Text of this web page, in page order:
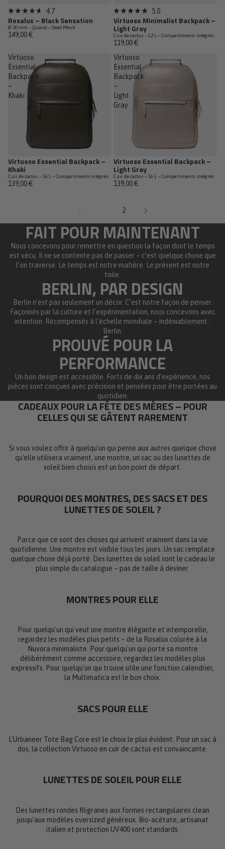
Noté
4.7
sur
5
4.7
Rosalux – Black Sensation
Ø 30 mm – Quartz – Steel Mesh
149,00 €
Top Vente
Noté
5.0
sur
5
étoiles
5.0
Virtuoso Minimalist Backpack –
Light Gray
Cuir de cactus – 12 L – Compartiments intégrés
119,00 €
Virtuoso
Essential
Backpack
–
Khaki
Virtuoso Essential Backpack –
Khaki
Cuir de cactus – 16 L – Compartiments intégrés
139,00 €
Virtuoso
Essential
Backpack
–
Light
Gray
Virtuoso Essential Backpack –
Light Gray
Cuir de cactus – 16 L – Compartiments intégrés
139,00 €
2
FAIT POUR MAINTENANT
Nous concevons pour remettre en question la façon dont le temps
est vécu. Il ne se contente pas de passer – c’est quelque chose que
l’on traverse. Le temps est notre matière. Le présent est notre
toile.
BERLIN, PAR DESIGN
Berlin n’est pas seulement un décor. C’est notre façon de penser.
Façonnés par la culture et l’expérimentation, nous concevons avec
intention. Récompensés à l’échelle mondiale – indéniablement :
Berlin.
PROUVÉ POUR LA
PERFORMANCE
Un bon design est accessible. Forts de dix ans d’expérience, nos
pièces sont conçues avec précision et pensées pour être portées au
quotidien.
CADEAUX POUR LA FÊTE DES MÈRES – POUR
CELLES QUI SE GÂTENT RAREMENT
Si vous voulez offrir à quelqu'un qui pense aux autres quelque chose
qu'elle utilisera vraiment, une montre, un sac ou des lunettes de
soleil bien choisis est un bon point de départ.
POURQUOI DES MONTRES, DES SACS ET DES
LUNETTES DE SOLEIL ?
Parce que ce sont des choses qui arrivent vraiment dans la vie
quotidienne. Une montre est visible tous les jours. Un sac remplace
quelque chose déjà porté. Des lunettes de soleil sont le cadeau le
plus simple du catalogue – pas de taille à deviner.
MONTRES POUR ELLE
Pour quelqu'un qui veut une montre élégante et intemporelle,
regardez les modèles plus petits – de la Rosalux colorée à la
Nuvora minimaliste. Pour quelqu'un qui porte sa montre
délibérément comme accessoire, regardez les modèles plus
expressifs. Pour quelqu'un qui trouve utile une fonction calendrier,
la Multimatica est le bon choix.
SACS POUR ELLE
L'Urbaneer Tote Bag Core est le choix le plus évident. Pour un sac à
dos, la collection Virtuoso en cuir de cactus est convaincante.
LUNETTES DE SOLEIL POUR ELLE
Des lunettes rondes filigranes aux formes rectangulaires clean
jusqu'aux modèles oversized généreux. Bio-acétate, artisanat
italien et protection UV400 sont standards.